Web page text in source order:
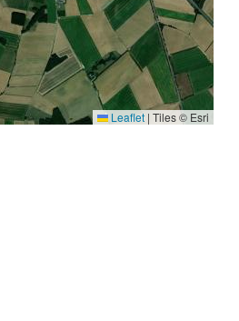
Leaflet | Tiles © Esri